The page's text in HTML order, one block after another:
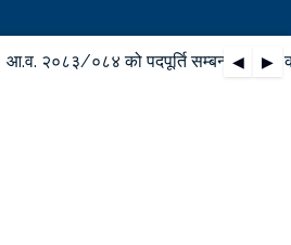
◀ ▶
आ.व. २०८३/०८४ को पदपूर्ति सम्बन्धी वार्षिक